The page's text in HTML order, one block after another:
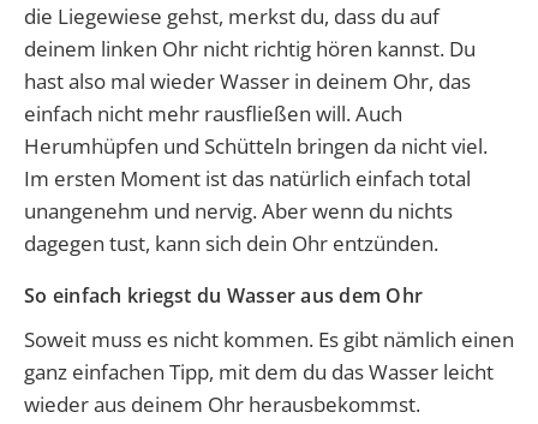
die Liegewiese gehst, merkst du, dass du auf
deinem linken Ohr nicht richtig hören kannst. Du
hast also mal wieder Wasser in deinem Ohr, das
einfach nicht mehr rausfließen will. Auch
Herumhüpfen und Schütteln bringen da nicht viel.
Im ersten Moment ist das natürlich einfach total
unangenehm und nervig. Aber wenn du nichts
dagegen tust, kann sich dein Ohr entzünden.
So einfach kriegst du Wasser aus dem Ohr
Soweit muss es nicht kommen. Es gibt nämlich einen
ganz einfachen Tipp, mit dem du das Wasser leicht
wieder aus deinem Ohr herausbekommst.